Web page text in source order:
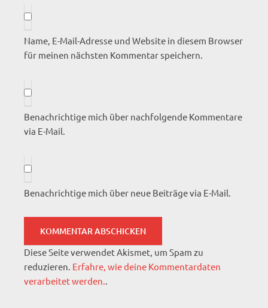
Name, E-Mail-Adresse und Website in diesem Browser
für meinen nächsten Kommentar speichern.
Benachrichtige mich über nachfolgende Kommentare
via E-Mail.
Benachrichtige mich über neue Beiträge via E-Mail.
Diese Seite verwendet Akismet, um Spam zu
reduzieren. Erfahre, wie deine Kommentardaten
verarbeitet werden..